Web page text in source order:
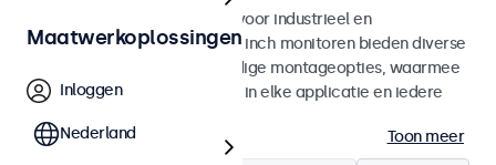
8 inch monitoren ontworpen voor industrieel en
commercieel gebruik. Deze 8 inch monitoren bieden diverse
videoaansluitingen en veelzijdige montageopties, waarmee
ze naadloos te integreren zijn in elke applicatie en iedere
Toon meer
Maatwerkoplossingen
Inloggen
Nederland